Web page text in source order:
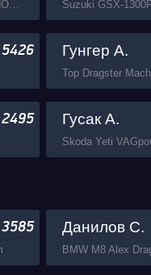
Top Metanol Dragster GHOST RIDER RDRC Technology
5426 Гунгер А.
2495 Гусак А.
Skoda Yeti
3585 Данилов С.
BMW M8 Alex